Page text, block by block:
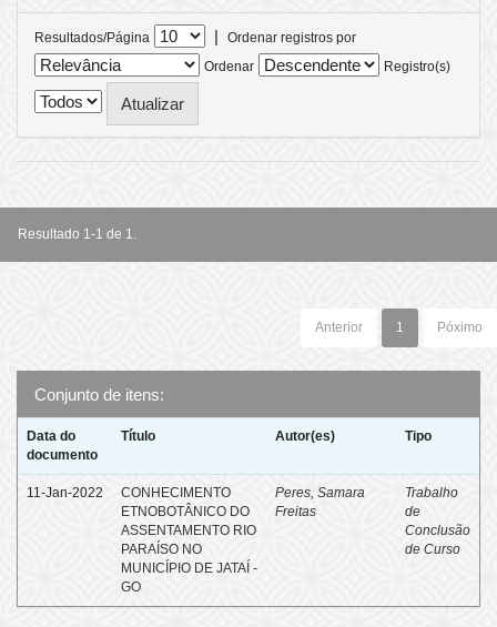
Resultados/Página |
Ordenar registros por
Ordenar
Registro(s)
Resultado 1-1 de 1.
Anterior 1 Póximo
Conjunto de itens:
Data do
documento
Título Autor(es) Tipo
11-Jan-2022
CONHECIMENTO
ETNOBOTÂNICO DO
ASSENTAMENTO RIO
PARAÍSO NO
MUNICÍPIO DE JATAÍ -
GO
Peres, Samara
Freitas
Trabalho
de
Conclusão
de Curso